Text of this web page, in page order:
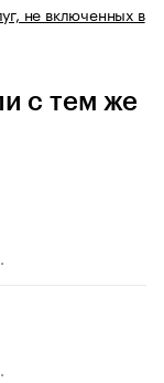
не включенных в
с тем же